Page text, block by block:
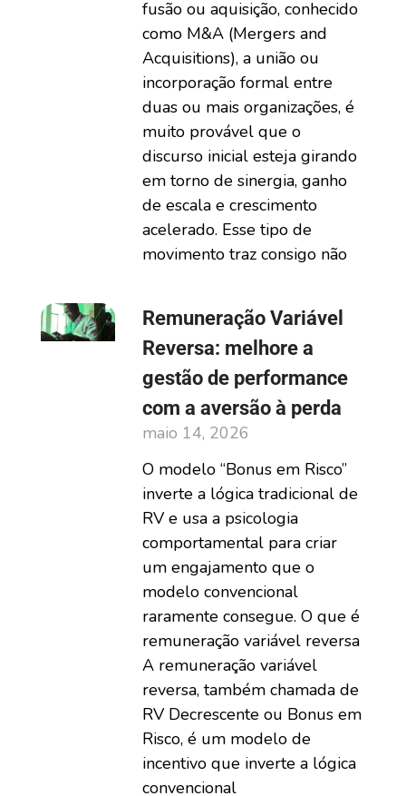
fusão ou aquisição, conhecido
como M&A (Mergers and
Acquisitions), a união ou
incorporação formal entre
duas ou mais organizações, é
muito provável que o
discurso inicial esteja girando
em torno de sinergia, ganho
de escala e crescimento
acelerado. Esse tipo de
movimento traz consigo não
Remuneração Variável
Reversa: melhore a
gestão de performance
com a aversão à perda
maio 14, 2026
O modelo “Bonus em Risco”
inverte a lógica tradicional de
RV e usa a psicologia
comportamental para criar
um engajamento que o
modelo convencional
raramente consegue. O que é
remuneração variável reversa
A remuneração variável
reversa, também chamada de
RV Decrescente ou Bonus em
Risco, é um modelo de
incentivo que inverte a lógica
convencional